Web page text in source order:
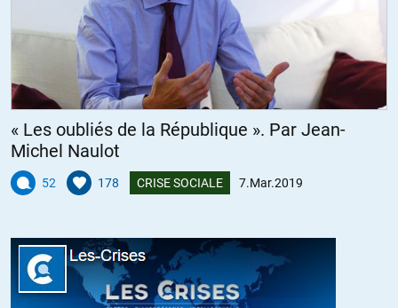
« Les oubliés de la République ». Par Jean-
Michel Naulot
52 178 CRISE SOCIALE 7.Mar.2019